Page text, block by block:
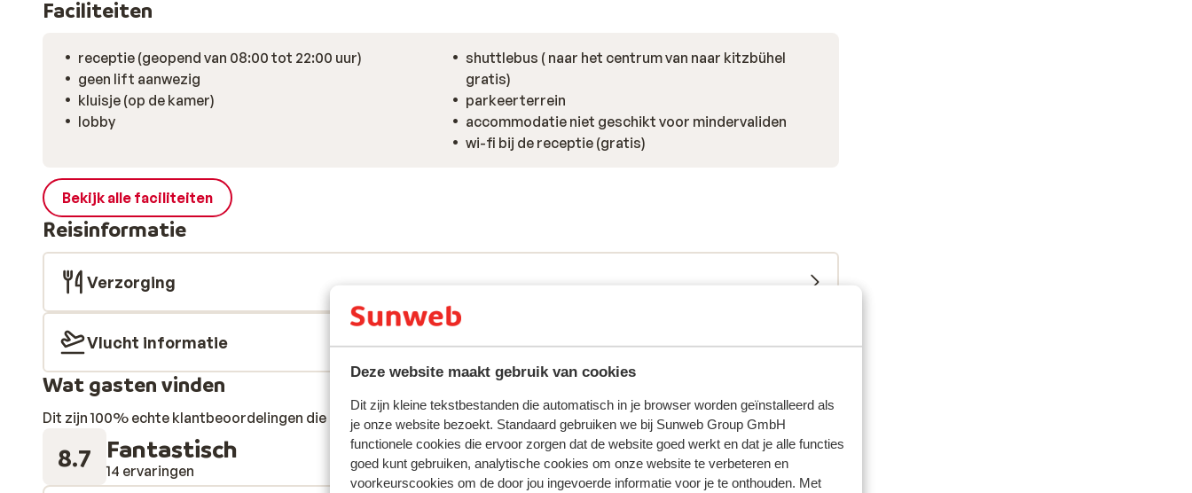
Deze website maakt gebruik van cookies
Dit zijn kleine tekstbestanden die automatisch in je browser worden geïnstalleerd als
je onze website bezoekt. Standaard gebruiken we bij Sunweb Group GmbH
functionele cookies die ervoor zorgen dat de website goed werkt en dat je alle functies
goed kunt gebruiken, analytische cookies om onze website te verbeteren en
voorkeurscookies om de door jou ingevoerde informatie voor je te onthouden. Met
Faciliteiten
receptie (geopend van 08:00 tot 22:00 uur)
geen lift aanwezig
kluisje (op de kamer)
lobby
shuttlebus ( naar het centrum van naar kitzbühel
gratis)
parkeerterrein
accommodatie niet geschikt voor mindervaliden
wi-fi bij de receptie (gratis)
Bekijk alle faciliteiten
Reisinformatie
Verzorging
Vlucht informatie
Wat gasten vinden
Dit zijn 100% echte klantbeoordelingen die hun ervaring met ons product oprecht weergeven. Meer over reviews
8.7 Fantastisch
14 ervaringen